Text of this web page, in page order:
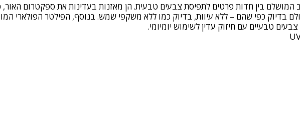
המושלם בין חדות פרטים לתפיסת צבעים טבעית. הן מאזנות בעדינות את ספקטרום האור,
בדיוק כפי שהם – ללא עיוות, בדיוק כמו ללא משקפי שמש. בנוסף, הפילטר הפולארי
טבעיים עם חיזוק עדין לשימוש יומיומי.